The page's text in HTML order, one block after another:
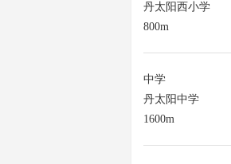
丹太阳西小学
800m
中学
丹太阳中学
1600m